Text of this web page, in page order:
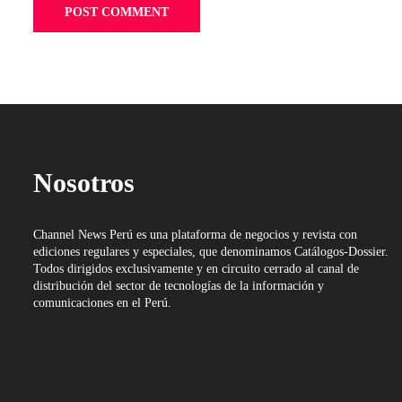
Nosotros
Channel News Perú es una plataforma de negocios y revista con
ediciones regulares y especiales, que denominamos Catálogos-Dossier.
Todos dirigidos exclusivamente y en circuito cerrado al canal de
distribución del sector de tecnologías de la información y
comunicaciones en el Perú.